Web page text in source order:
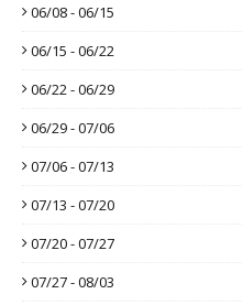
06/08 - 06/15
06/15 - 06/22
06/22 - 06/29
06/29 - 07/06
07/06 - 07/13
07/13 - 07/20
07/20 - 07/27
07/27 - 08/03